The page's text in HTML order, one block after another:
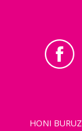
HONI BURUZ